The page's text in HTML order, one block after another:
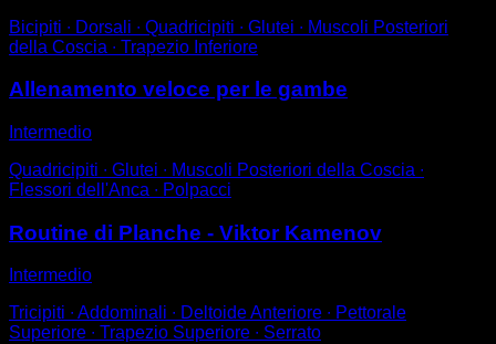
Bicipiti ∙ Dorsali ∙ Quadricipiti ∙ Glutei ∙ Muscoli Posteriori
della Coscia ∙ Trapezio Inferiore
Allenamento veloce per le gambe
Intermedio
Quadricipiti ∙ Glutei ∙ Muscoli Posteriori della Coscia ∙
Flessori dell'Anca ∙ Polpacci
Routine di Planche - Viktor Kamenov
Intermedio
Tricipiti ∙ Addominali ∙ Deltoide Anteriore ∙ Pettorale
Superiore ∙ Trapezio Superiore ∙ Serrato